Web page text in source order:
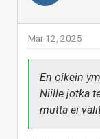
Mar 12, 2025
En oikein
Niille jotka
mutta ei